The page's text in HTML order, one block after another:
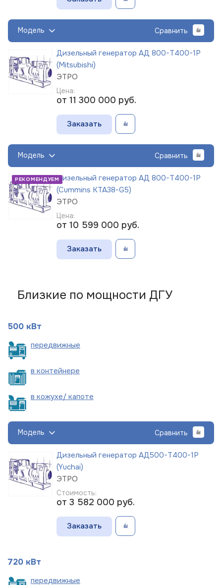
Модель Сравнить
Дизельный генератор АД 800-Т400-1Р
(Mitsubishi)
ЭТРО
Цена:
от 11 300 000 руб.
Заказать
Модель Сравнить
РЕКОМЕНДУЕМДизельный генератор АД 800-Т400-1Р
(Cummins KTA38-G5)
ЭТРО
Цена:
от 10 599 000 руб.
Заказать
Близкие по мощности ДГУ
500 кВт
передвижные
в контейнере
в кожухе/ капоте
Модель Сравнить
Дизельный генератор АД500-Т400-1Р
(Yuchai)
ЭТРО
Стоимость:
от 3 582 000 руб.
Заказать
720 кВт
передвижные